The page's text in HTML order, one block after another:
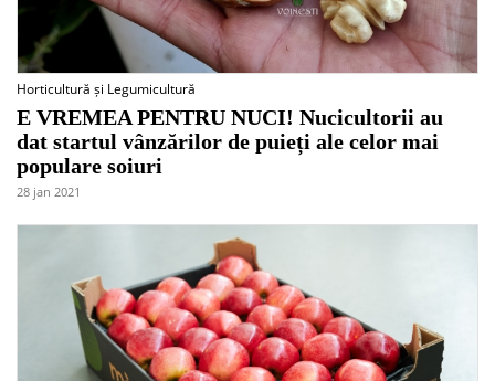
Horticultură și Legumicultură
E VREMEA PENTRU NUCI! Nucicultorii au
dat startul vânzărilor de puieți ale celor mai
populare soiuri
28 jan 2021